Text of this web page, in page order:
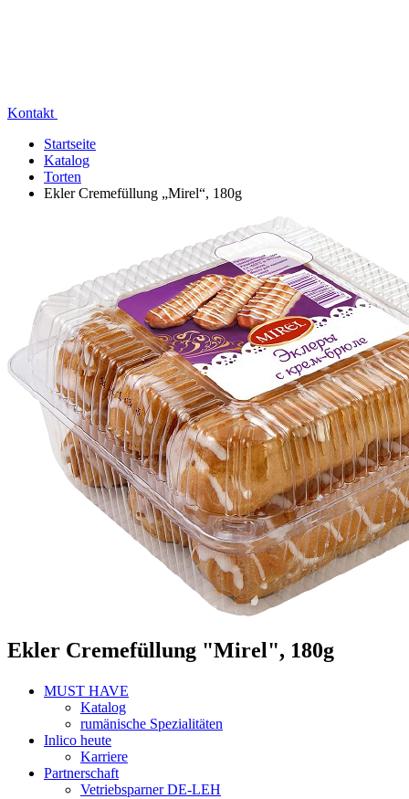
Kontakt
Startseite
Katalog
Torten
Ekler Cremefüllung „Mirel“, 180g
Ekler Cremefüllung "Mirel", 180g
MUST HAVE
Katalog
rumänische Spezialitäten
Inlico heute
Karriere
Partnerschaft
Vetriebsparner DE-LEH